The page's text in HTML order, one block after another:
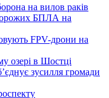
на вилов раків
БПЛА на
FPV-дрони на
озері в Шостці
зусилля громади